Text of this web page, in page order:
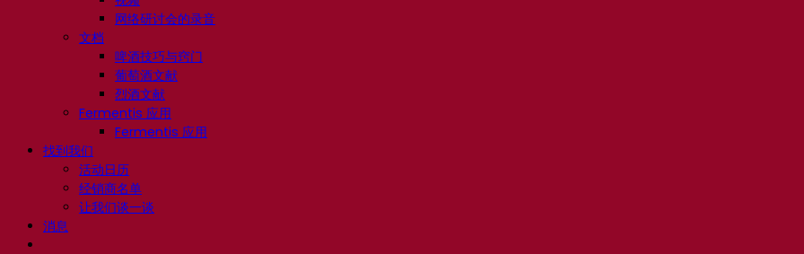
网络研讨会的录音
文档
啤酒技巧与窍门
葡萄酒文献
烈酒文献
Fermentis 应用
Fermentis 应用
找到我们
活动日历
经销商名单
让我们谈一谈
消息